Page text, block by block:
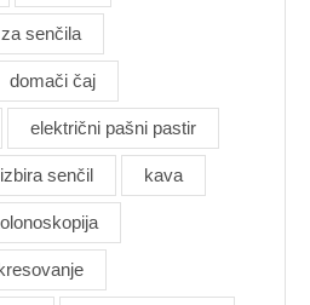
senčila
domači čaj
električni pašni pastir
izbira senčil kava